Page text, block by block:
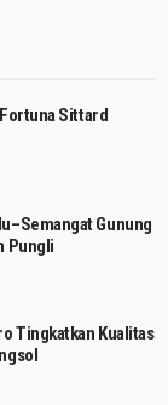
Sittard
Gunung
Pungli
Tingkatkan Kualitas